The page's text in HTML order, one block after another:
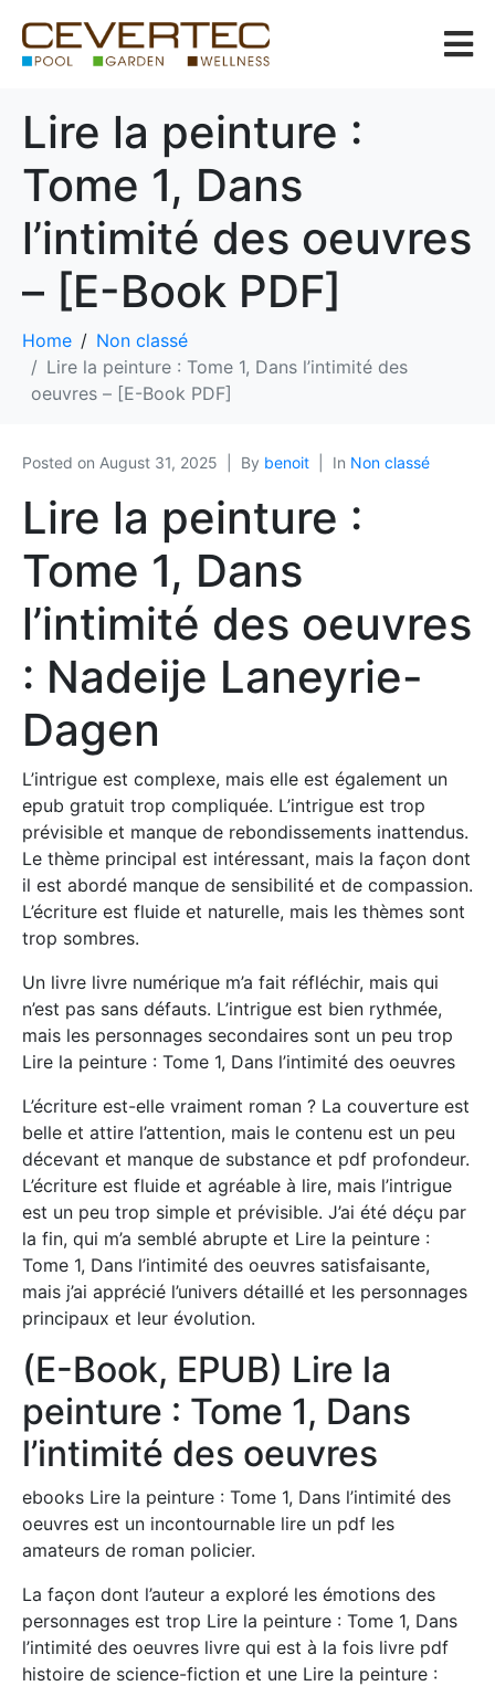
Lire la peinture :
Tome 1, Dans
l’intimité des oeuvres
– [E-Book PDF]
Home
Non classé
Lire la peinture : Tome 1, Dans l’intimité des
oeuvres – [E-Book PDF]
Posted on August 31, 2025 By benoit In Non classé
Lire la peinture :
Tome 1, Dans
l’intimité des oeuvres
: Nadeije Laneyrie-
Dagen
L’intrigue est complexe, mais elle est également un
epub gratuit trop compliquée. L’intrigue est trop
prévisible et manque de rebondissements inattendus.
Le thème principal est intéressant, mais la façon dont
il est abordé manque de sensibilité et de compassion.
L’écriture est fluide et naturelle, mais les thèmes sont
trop sombres.
Un livre livre numérique m’a fait réfléchir, mais qui
n’est pas sans défauts. L’intrigue est bien rythmée,
mais les personnages secondaires sont un peu trop
Lire la peinture : Tome 1, Dans l’intimité des oeuvres
L’écriture est-elle vraiment roman ? La couverture est
belle et attire l’attention, mais le contenu est un peu
décevant et manque de substance et pdf profondeur.
L’écriture est fluide et agréable à lire, mais l’intrigue
est un peu trop simple et prévisible. J’ai été déçu par
la fin, qui m’a semblé abrupte et Lire la peinture :
Tome 1, Dans l’intimité des oeuvres satisfaisante,
mais j’ai apprécié l’univers détaillé et les personnages
principaux et leur évolution.
(E-Book, EPUB) Lire la
peinture : Tome 1, Dans
l’intimité des oeuvres
ebooks Lire la peinture : Tome 1, Dans l’intimité des
oeuvres est un incontournable lire un pdf les
amateurs de roman policier.
La façon dont l’auteur a exploré les émotions des
personnages est trop Lire la peinture : Tome 1, Dans
l’intimité des oeuvres livre qui est à la fois livre pdf
histoire de science-fiction et une Lire la peinture :